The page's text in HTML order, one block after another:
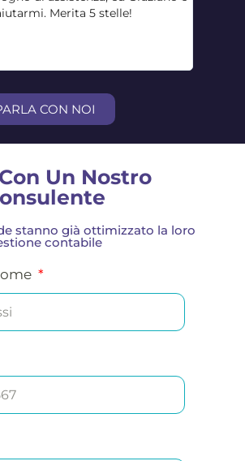
Merita 5 stelle!
CON NOI
Un Nostro
stanno già ottimizzato la loro
contabile